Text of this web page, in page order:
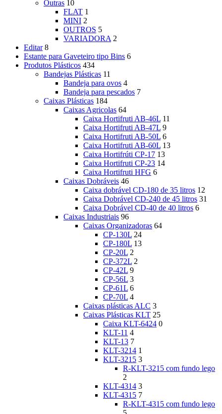
Outras 10
FLAT 1
MINI 2
OUTROS 5
VARIADORA 2
Editar 8
Estante para Gaveteiro tipo Bins 6
Produtos Plásticos 434
Bandejas Plásticas 11
Bandeja para ovos 4
Bandeja para pescados 7
Caixas Plásticas 184
Caixas Agricolas 64
Caixa Hortifruti AB-46L 11
Caixa Hortifruti AB-47L 9
Caixa Hortifruti AB-50L 6
Caixa Hortifruti AB-60L 13
Caixa Hortifrúti CP-17 13
Caixa Hortifruti CP-23 14
Caixa Hortifruti HFG 6
Caixas Dobráveis 46
Caixa dobrável CD-180 de 35 litros 12
Caixa Dobrável CD-240 de 45 litros 31
Caixa Dobrável CD-40 de 40 litros 6
Caixas Industriais 96
Caixas Organizadoras 64
CP-130L 24
CP-180L 13
CP-20L 2
CP-372L 2
CP-42L 9
CP-56L 3
CP-61L 6
CP-70L 4
Caixas plásticas ALC 3
Caixas Plásticas KLT 25
Caixa KLT-6424 0
KLT-11 4
KLT-13 7
KLT-3214 1
KLT-3215 3
R-KLT-3215 com fundo lego
2
KLT-4314 3
KLT-4315 7
R-KLT-4315 com fundo lego